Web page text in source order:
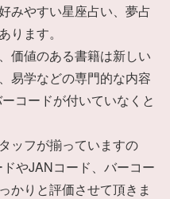
みやすい星座占い、夢占
ます。
価値のある書籍は新しい
易学などの専門的な内容
コードが付いていなくと
ッフが揃っていますの
やJANコード、バーコー
かりと評価させて頂きま